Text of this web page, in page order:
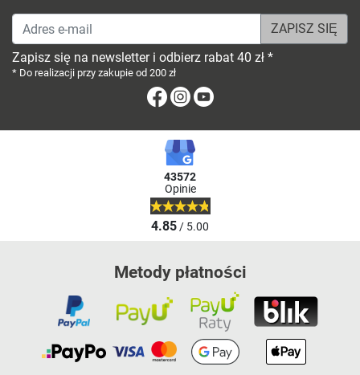
Adres e-mail
Zapisz się na newsletter i odbierz rabat 40 zł *
* Do realizacji przy zakupie od 200 zł
FacebookInstagram
43572
Opinie
4.85/ 5.00
Metody płatności